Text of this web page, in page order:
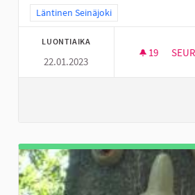
Rajaa tulokset teeman mukaan:
Läntinen Seinäjoki
LUONTIAIKA
22.01.2023
19 19